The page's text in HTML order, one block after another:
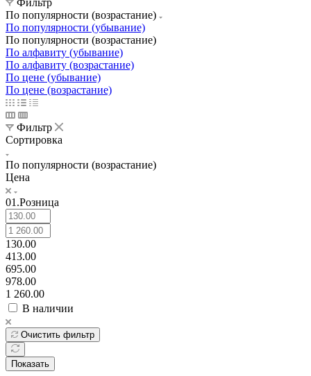
По популярности (возрастание)
По популярности (убывание)
По популярности (возрастание)
По алфавиту (убывание)
По алфавиту (возрастание)
По цене (убывание)
По цене (возрастание)
Фильтр
Сортировка
По популярности (возрастание)
Цена
01.Розница
130.00
413.00
695.00
978.00
1 260.00
В наличии
Очистить фильтр
Показать